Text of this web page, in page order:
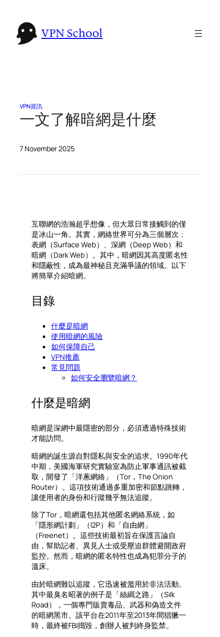
content
VPN School
VPN資訊
一文了解暗網是什麼
7 November 2025
互聯網的浩瀚超乎想像，但大眾日常接觸到的僅
是冰山一角。其實，網絡世界可分為三個層次：
表網（Surface Web）、深網（Deep Web）和
暗網（Dark Web）。其中，暗網因其高度匿名性
和隱蔽性，成為最神秘且充滿爭議的領域。以下
將簡單介紹暗網。
目錄
什麼是暗網
使用暗網的風險
如何保障自己
VPN推薦
常見問題
如何安全瀏覽暗網？
什麼是暗網
暗網是深網中最隱密的部分，必須透過特殊技術
才能訪問。
暗網的誕生源自對隱私與安全的追求。1990年代
中期，美國海軍研究實驗室為防止軍事通訊被截
取，開發了「洋蔥網絡」（Tor，The Onion
Router）。這項技術通過多重加密和節點跳轉，
讓使用者的身份和行蹤幾乎無法追蹤。
除了Tor，暗網還包括其他匿名網絡系統，如
「隱形網計劃」（I2P）和「自由網」
（Freenet）。這些技術最初旨在保護言論自
由，幫助記者、異見人士或受壓迫群體避開政府
監控。然而，暗網的匿名特性也成為犯罪分子的
溫床。
由於暗網難以追蹤，它迅速被濫用於非法活動。
其中最臭名昭著的例子是「絲綢之路」（Silk
Road），一個專門販賣毒品、武器和偽造文件
的暗網黑市。該平台在2011年至2013年間猖獗一
時，最終被FBI搗毀，創辦人被判終身監禁。